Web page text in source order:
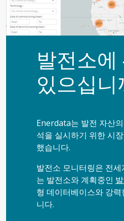
발전소에
있으십니
Enerdata는 발전 자산
석을 실시하기 위한 시
했습니다.
발전소 모니터링은 전
는 발전소와 계획중인
형 데이터베이스와 강
니다.